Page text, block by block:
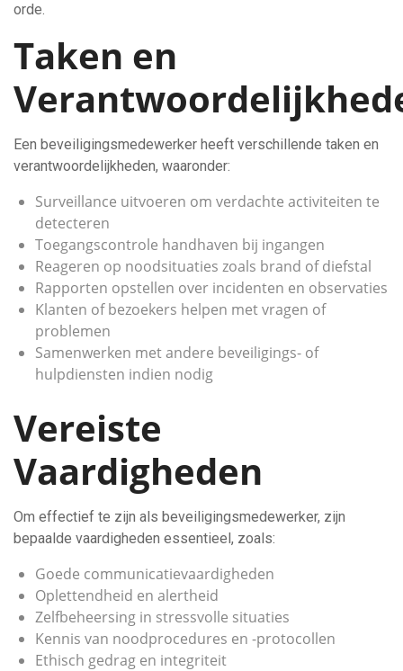
orde.
Taken en
Een beveiligingsmedewerker heeft verschillende taken en
verantwoordelijkheden, waaronder:
Surveillance uitvoeren om verdachte activiteiten te
detecteren
Toegangscontrole handhaven bij ingangen
Reageren op noodsituaties zoals brand of diefstal
Rapporten opstellen over incidenten en observaties
Klanten of bezoekers helpen met vragen of
problemen
Samenwerken met andere beveiligings- of
hulpdiensten indien nodig
Vereiste
Vaardigheden
Om effectief te zijn als beveiligingsmedewerker, zijn
bepaalde vaardigheden essentieel, zoals:
Goede communicatievaardigheden
Oplettendheid en alertheid
Zelfbeheersing in stressvolle situaties
Kennis van noodprocedures en -protocollen
Ethisch gedrag en integriteit